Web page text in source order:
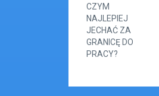
CZYM
NAJLEPIEJ
JECHAĆ ZA
GRANICĘ DO
PRACY?